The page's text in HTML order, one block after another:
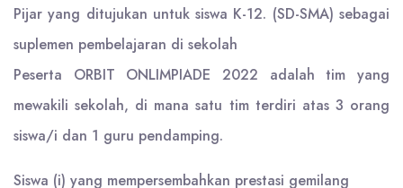
Pijar yang ditujukan untuk siswa K-12. (SD-SMA) sebagai
suplemen pembelajaran di sekolah
Peserta ORBIT ONLIMPIADE 2022 adalah tim yang
mewakili sekolah, di mana satu tim terdiri atas 3 orang
siswa/i dan 1 guru pendamping.
Siswa (i) yang mempersembahkan prestasi gemilang